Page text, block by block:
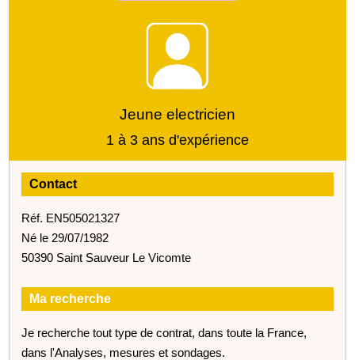
Jeune electricien
1 à 3 ans d'expérience
Contact
Réf. EN505021327
Né le 29/07/1982
50390 Saint Sauveur Le Vicomte
Ma recherche
Je recherche tout type de contrat, dans toute la France,
dans l'Analyses, mesures et sondages.